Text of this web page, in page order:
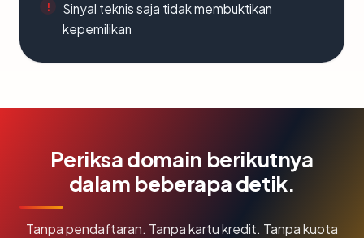
Sinyal teknis saja tidak membuktikan
kepemilikan
Periksa domain berikutnya
dalam beberapa detik.
Tanpa pendaftaran. Tanpa kartu kredit. Tanpa kuota